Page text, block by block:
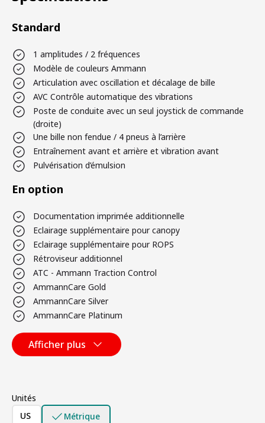
Standard
1 amplitudes / 2 fréquences
Modèle de couleurs Ammann
Articulation avec oscillation et décalage de bille
AVC Contrôle automatique des vibrations
Poste de conduite avec un seul joystick de commande
(droite)
Une bille non fendue / 4 pneus à l’arrière
Entraînement avant et arrière et vibration avant
Pulvérisation d’émulsion
En option
Documentation imprimée additionnelle
Eclairage supplémentaire pour canopy
Eclairage supplémentaire pour ROPS
Rétroviseur additionnel
ATC - Ammann Traction Control
AmmannCare Gold
AmmannCare Silver
AmmannCare Platinum
Afficher plus
Unités
US
Métrique